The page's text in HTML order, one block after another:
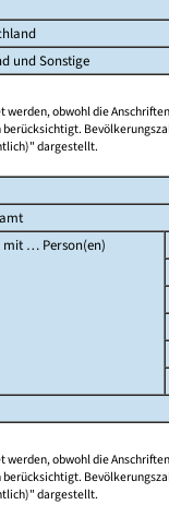
und Sonstige
obwohl die
dargestellt.
mit … Person(en)
obwohl die
dargestellt.